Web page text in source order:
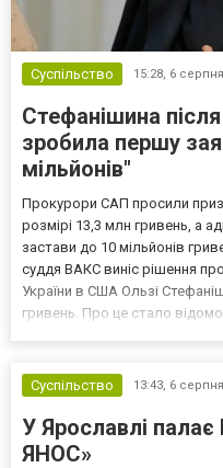
Суспільство 15:28, 6 серпня
Стефанішина
зробила першу
мільйонів"
Прокурори САП просили
розмірі 13,3 млн гривень, а
застави до 10 мільйонів
суддя ВАКС виніс рішення
України в США Ользі
гривень. Про це стало
Суспільство
13:43, 6 серпня
У Ярославлі
ЯНОС»